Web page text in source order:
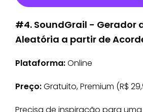
#4. SoundGrail - Gerador
Aleatória a partir de
Plataforma:Online
Preço:Gratuito, Premium (R$
Precisa de inspiração para